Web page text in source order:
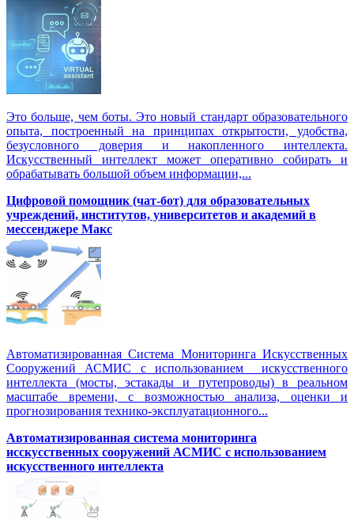
Это больше, чем боты. Это новый стандарт образовательного
опыта, построенный на принципах открытости, удобства,
безусловного доверия и накопленного интеллекта.
Искусственный интеллект может оперативно собирать и
обрабатывать большой объем информации,...
Цифровой помощник (чат-бот) для образовательных
учреждений, институтов, университетов и академий в
мессенджере Макс
Автоматизированная Система Мониторинга Искусственных
Сооружений АСМИС с использованием искусственного
интеллекта (мосты, эстакады и путепроводы) в реальном
масштабе времени, с возможностью анализа, оценки и
прогнозирования технико-эксплуатационного...
Автоматизированная система мониторинга
исскусственных сооружений АСМИС с использованием
искусственного интеллекта